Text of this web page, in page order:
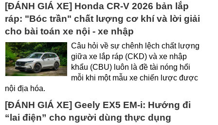
[ĐÁNH GIÁ XE] Honda CR-V 2026 bản lắp
ráp: "Bóc trần" chất lượng cơ khí và lời giải
cho bài toán xe nội - xe nhập
Câu hỏi về sự chênh lệch chất lượng
giữa xe lắp ráp (CKD) và xe nhập
khẩu (CBU) luôn là đề tài nóng hổi
mỗi khi một mẫu xe chiến lược được
nội địa hóa.
[ĐÁNH GIÁ XE] Geely EX5 EM-i: Hướng đi
“lai điện” cho người dùng thực dụng